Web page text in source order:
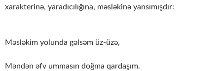
xarakterinə, yaradıcılığına, məsləkinə yansımışdır:
Məsləkim yolunda gəlsəm üz-üzə,
Məndən əfv ummasın doğma qardaşım.